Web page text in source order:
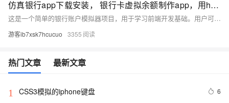
仿真银行app下载安装， 银行卡虚拟余额制作app，用html+css+js实现逼真娱乐工具
这是一个简单的银行账户模拟器项目，用于学习前端开发基础。用户可进行存款、取款操作，所有数据存储于浏览器内存中
游客ib7xsk7hcucuo 3355
热门文章 最新文章
1 CSS3模拟的iphone键盘 6